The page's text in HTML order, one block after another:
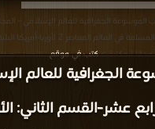
الجغرافية للعالم
عشر-القسم الثاني:
الجغرافية للعالم الإسلامى -
القسم الثاني: الأقليات المسلمة في العالم
كتب في موقع| التحميل :